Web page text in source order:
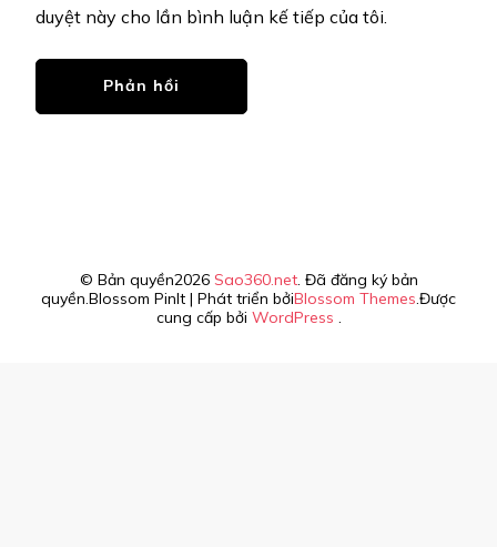
duyệt này cho lần bình luận kế tiếp của tôi.
© Bản quyền2026 Sao360.net. Đã đăng ký bản
quyền.Blossom PinIt | Phát triển bởiBlossom Themes.Được
cung cấp bởi WordPress .